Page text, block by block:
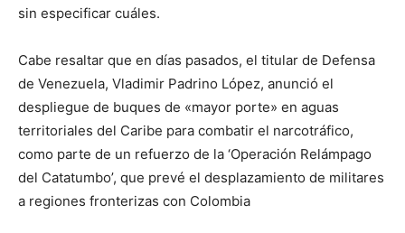
sin especificar cuáles.
Cabe resaltar que en días pasados, el titular de Defensa
de Venezuela, Vladimir Padrino López, anunció el
despliegue de buques de «mayor porte» en aguas
territoriales del Caribe para combatir el narcotráfico,
como parte de un refuerzo de la ‘Operación Relámpago
del Catatumbo’, que prevé el desplazamiento de militares
a regiones fronterizas con Colombia